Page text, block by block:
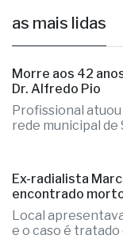
as mais lidas
Morre aos 42
Dr. Alfredo Pio
Profissional atuou
rede municipal de
Ex-radialista
encontrado
Local
e o caso é